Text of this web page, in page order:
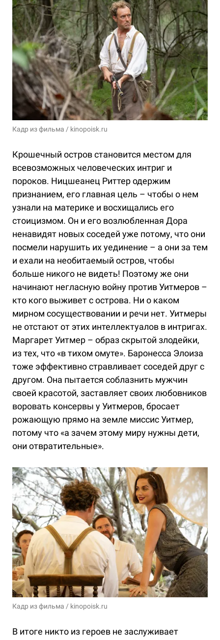
Кадр из фильма / kinopoisk.ru
Крошечный остров становится местом для
всевозможных человеческих интриг и
пороков. Ницшеанец Риттер одержим
признанием, его главная цель – чтобы о нем
узнали на материке и восхищались его
стоицизмом. Он и его возлюбленная Дора
ненавидят новых соседей уже потому, что они
посмели нарушить их уединение – а они за тем
и ехали на необитаемый остров, чтобы
больше никого не видеть! Поэтому же они
начинают негласную войну против Уитмеров –
кто кого выживет с острова. Ни о каком
мирном сосуществовании и речи нет. Уитмеры
не отстают от этих интеллектуалов в интригах.
Маргарет Уитмер – образ скрытой злодейки,
из тех, что «в тихом омуте». Баронесса Элоиза
тоже эффективно стравливает соседей друг с
другом. Она пытается соблазнить мужчин
своей красотой, заставляет своих любовников
воровать консервы у Уитмеров, бросает
рожающую прямо на земле миссис Уитмер,
потому что «а зачем этому миру нужны дети,
они отвратительные».
Кадр из фильма / kinopoisk.ru
В итоге никто из героев не заслуживает